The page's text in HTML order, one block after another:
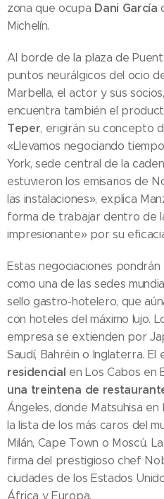
zona que ocupa Dani García
Michelín.
Al borde de la plaza de
puntos neurálgicos del ocio
Marbella, el actor y sus
encuentra también el
Teper, erigirán su concepto
«Llevamos negociando
York, sede central de la
estuvieron los emisarios de
las instalaciones», explica
forma de trabajar dentro de
impresionante» por su
Estas negociaciones
como una de las sedes
sello gastro-hotelero, que
con hoteles del máximo lujo.
empresa se extienden por
Saudí, Bahréin o Inglaterra.
residencial en Los Cabos en
una treintena de
Ángeles, donde Matsuhisa
la lista de los más caros del
Milán, Cape Town o Moscú.
firma del prestigioso chef
ciudades de los Estados
África y Europa.